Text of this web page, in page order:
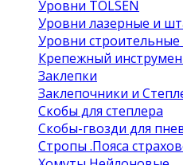
Уровни TOLSEN
Уровни лазерные и
Уровни
Крепежный
Заклепки
Заклепочники и
Скобы для степлера
Скобы-гвозди для
Стропы .Пояса